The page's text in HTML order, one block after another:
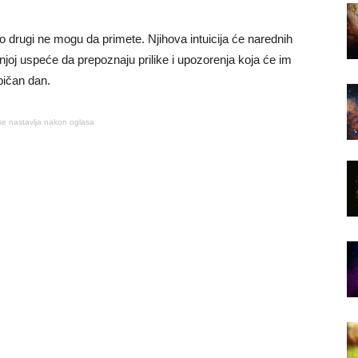
ne mogu da primete. Njihova intuicija će narednih
uspeće da prepoznaju prilike i upozorenja koja će im
dan.
nastavlja nakon oglasa